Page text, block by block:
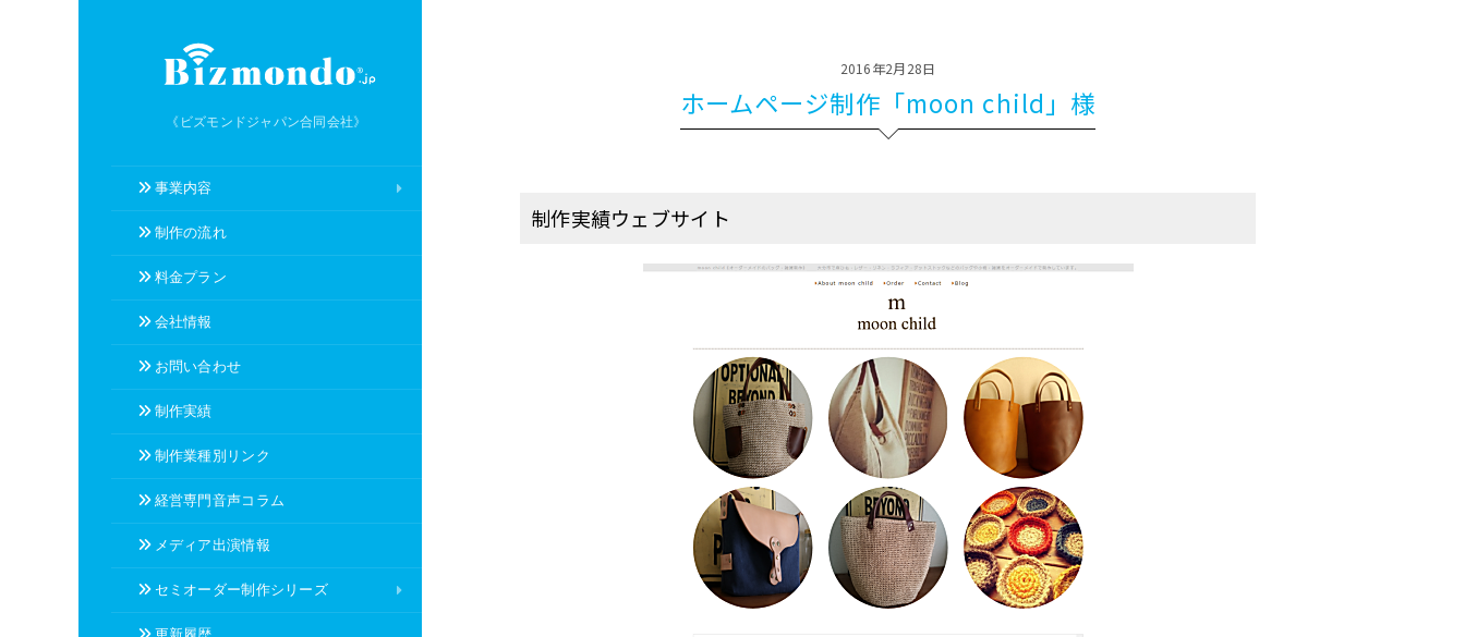
《ビズモンドジャパン合同会社》
事業内容
制作の流れ
料金プラン
会社情報
お問い合わせ
制作実績
制作業種別リンク
経営専門音声コラム
メディア出演情報
セミオーダー制作シリーズ
2016年2月28日
ホームページ制作「moon child」様
制作実績ウェブサイト